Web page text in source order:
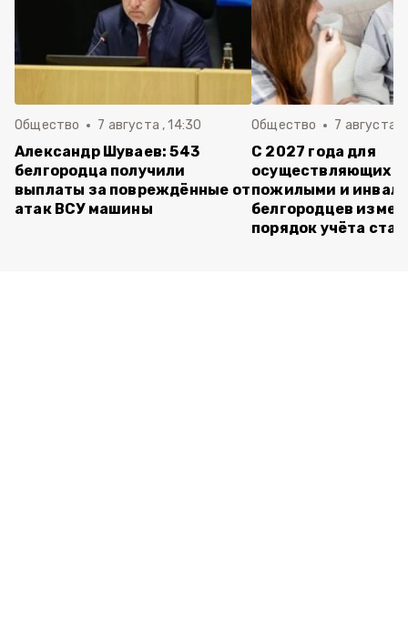
Общество 7 августа , 14:30
Александр Шуваев: 543
белгородца получили
выплаты за повреждённые от
атак ВСУ машины
Общество 7 августа ,
С 2027 года для
осуществляющих
пожилыми и
белгородцев
порядок учёта ста